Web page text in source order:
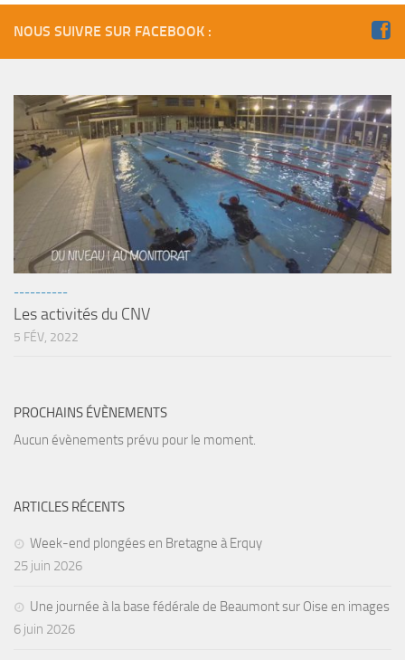
Sorties 2019
Sorties 2018
sorties 2017
Sorties 2016
Sorties 2015
Sorties 2014
BIO SUB
AUDIOVISUEL
Photo
Peinture
NAGE
NAP / NEV
Agenda
Les Palmes du Lac
NOUS SUIVRE SUR FACEBOOK :
----------
Les activités du CNV
5 FÉV, 2022
PROCHAINS ÉVÈNEMENTS
Aucun évènements prévu pour le moment.
ARTICLES RÉCENTS
Week-end plongées en Bretagne à Erquy
25 juin 2026
Une journée à la base fédérale de Beaumont sur Oise en images
6 juin 2026